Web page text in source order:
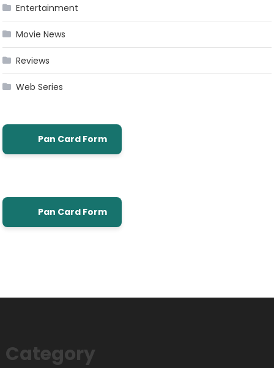
Entertainment
Movie News
Reviews
Web Series
Pan Card Form
Pan Card Form
Category